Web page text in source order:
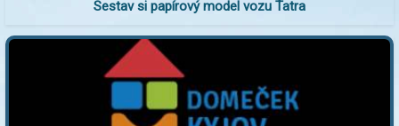
Sestav si papírový model vozu Tatra